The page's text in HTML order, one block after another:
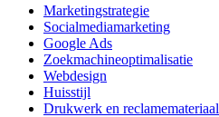
Marketingstrategie
Socialmediamarketing
Google Ads
Zoekmachineoptimalisatie
Webdesign
Huisstijl
Drukwerk en reclamemateriaal